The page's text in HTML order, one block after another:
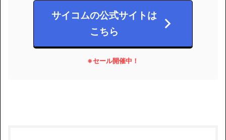
サイコムの公式サイトは
こちら
※セール開催中！